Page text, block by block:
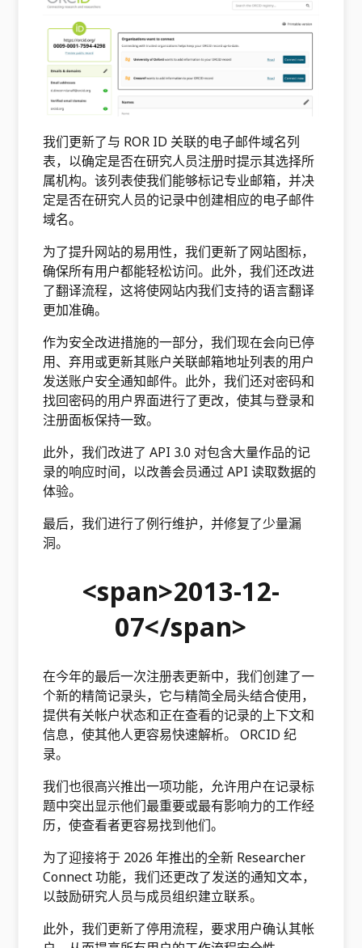
我们更新了与 ROR ID 关联的电子邮件域名列
表，以确定是否在研究人员注册时提示其选择所
属机构。该列表使我们能够标记专业邮箱，并决
定是否在研究人员的记录中创建相应的电子邮件
域名。
为了提升网站的易用性，我们更新了网站图标，
确保所有用户都能轻松访问。此外，我们还改进
了翻译流程，这将使网站内我们支持的语言翻译
更加准确。
作为安全改进措施的一部分，我们现在会向已停
用、弃用或更新其账户关联邮箱地址列表的用户
发送账户安全通知邮件。此外，我们还对密码和
找回密码的用户界面进行了更改，使其与登录和
注册面板保持一致。
此外，我们改进了 API 3.0 对包含大量作品的记
录的响应时间，以改善会员通过 API 读取数据的
体验。
最后，我们进行了例行维护，并修复了少量漏
洞。
<span>2013-12-
07</span>
在今年的最后一次注册表更新中，我们创建了一
个新的精简记录头，它与精简全局头结合使用，
提供有关帐户状态和正在查看的记录的上下文和
信息，使其他人更容易快速解析。 ORCID 纪
录。
我们也很高兴推出一项功能，允许用户在记录标
题中突出显示他们最重要或最有影响力的工作经
历，使查看者更容易找到他们。
为了迎接将于 2026 年推出的全新 Researcher
Connect 功能，我们还更改了发送的通知文本，
以鼓励研究人员与成员组织建立联系。
此外，我们更新了停用流程，要求用户确认其帐